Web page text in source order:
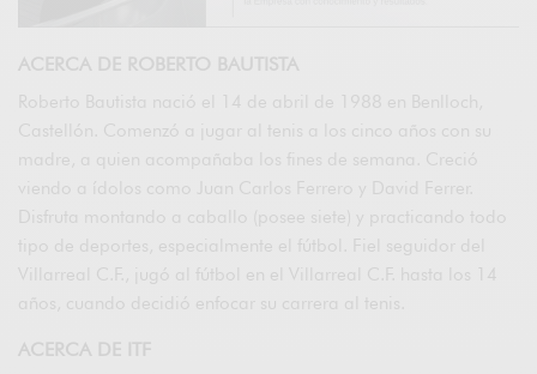
ACERCA DE ROBERTO BAUTISTA
Roberto Bautista nació el 14 de abril de 1988 en Benlloch,
Castellón. Comenzó a jugar al tenis a los cinco años con su
madre, a quien acompañaba los fines de semana. Creció
viendo a ídolos como Juan Carlos Ferrero y David Ferrer.
Disfruta montando a caballo (posee siete) y practicando todo
tipo de deportes, especialmente el fútbol. Fiel seguidor del
Villarreal C.F., jugó al fútbol en el Villarreal C.F. hasta los 14
años, cuando decidió enfocar su carrera al tenis.
ACERCA DE ITF